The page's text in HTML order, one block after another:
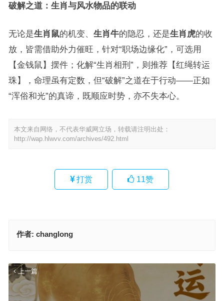
破解之道：生肖与风水物品的联动
无论是生肖鼠的机变、 生肖牛的隐忍，还是生肖虎的收
放，皆需借助外力催旺，针对“职场边缘化”，可选用
【金钱鼠】摆件；化解“生肖相刑”，则推荐【红绳转运
珠】，命理虽有定数，但“破解”之道在于行动——正如
“浑俗和光”的真谛，既顺应时势，亦不失本心。
本文来自网络，不代表华威网立场，转载请注明出处：
http://wap.hlwvv.com/archives/492.html
打赏 11赞
作者: changlong
上一篇